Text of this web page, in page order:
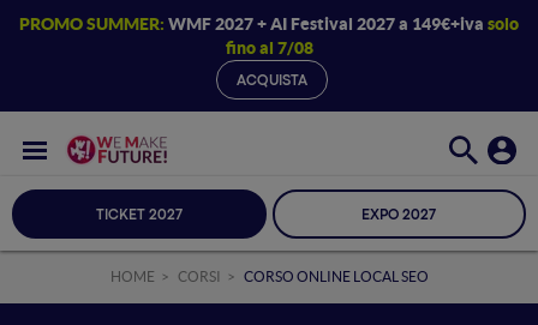
PROMO SUMMER: WMF 2027 + AI Festival 2027 a 149€+iva solo
fino al 7/08
ACQUISTA
TICKET 2027 EXPO 2027
HOME CORSI CORSO ONLINE LOCAL SEO